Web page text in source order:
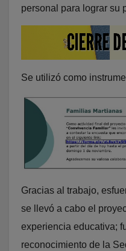
personal para lograr su
Se utilizó como
Gracias al trabajo,
se llevó a cabo el
experiencia educativa;
reconocimiento de la